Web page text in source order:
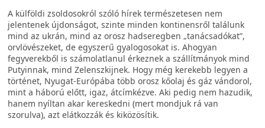
A külföldi zsoldosokról szóló hírek természetesen nem
jelentenek újdonságot, szinte minden kontinensről találunk
mind az ukrán, mind az orosz hadseregben „tanácsadókat”,
orvlövészeket, de egyszerű gyalogosokat is. Ahogyan
fegyverekből is számolatlanul érkeznek a szállítmányok mind
Putyinnak, mind Zelenszkijnek. Hogy még kerekebb legyen a
történet, Nyugat-Európába több orosz kőolaj és gáz vándorol,
mint a háború előtt, igaz, átcímkézve. Aki pedig nem hazudik,
hanem nyíltan akar kereskedni (mert mondjuk rá van
szorulva), azt elátkozzák és kiközösítik.